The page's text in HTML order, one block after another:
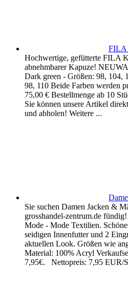
FILA
Hochwertige, gefütterte FILA
abnehmbarer Kapuze!
Dark green - Größen: 98, 104,
98, 110 Beide Farben werden
75,00 € Bestellmenge ab 10
Sie können unsere Artikel
und abholen! Weitere ...
Sie suchen Damen Jacken &
grosshandel-zentrum.de
Mode - Mode Textilien.
seidigen Innenfutter und 2
aktuellen Look. Größen wie
Material: 100% Acryl
7,95€. Nettopreis: 7,95 EUR/